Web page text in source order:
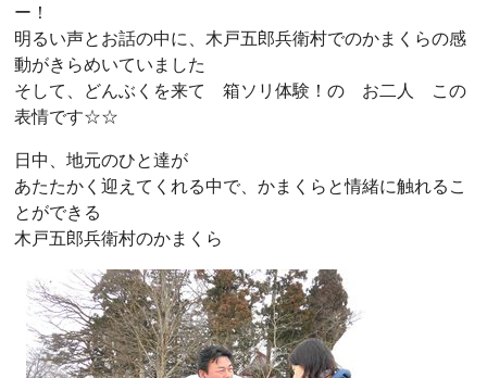
ー！
明るい声とお話の中に、木戸五郎兵衛村でのかまくらの感
動がきらめいていました
そして、どんぶくを来て 箱ソリ体験！の お二人 この
表情です☆☆
日中、地元のひと達が
あたたかく迎えてくれる中で、かまくらと情緒に触れるこ
とができる
木戸五郎兵衛村のかまくら